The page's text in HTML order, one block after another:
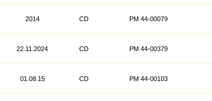
2014 CD PM 44-00079
22.11.2024 CD PM 44-00379
01.08.15 CD PM 44-00103